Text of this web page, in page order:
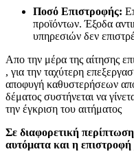
Ποσό Επιστροφής:
προϊόντων. Έξοδα
υπηρεσιών δεν
Απο την μέρα της αίτησης
, για την ταχύτερη
αποφυγή καθυστερήσεων
δέματος συστήνεται να
την έγκριση του αιτήματος
Σε διαφορετική
αυτόματα και η επιστροφή